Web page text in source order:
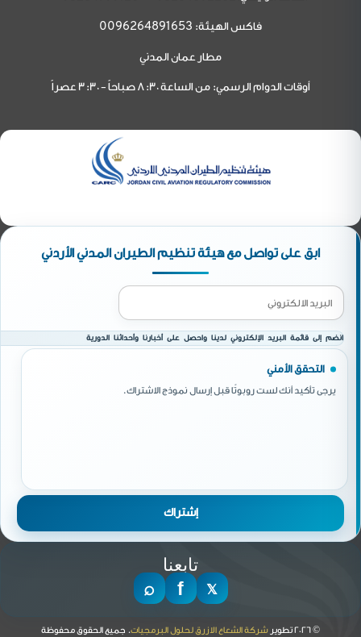
فاكس الهيئة: 0096264891653
مطار عمان المدني
أوقات الدوام الرسمي: من الساعة 8:30 صباحاً - 3:30 عصراً
© 2026 تطوير شركة الشعاع الازرق لحلول البرمجيات. جميع الحقوق محفوظة
ابق على تواصل مع هيئة تنظيم الطيران المدني الأردني
انضم إلى قائمة البريد الإلكتروني لدينا واحصل على أخبارنا وأحداثنا الدورية
التحقق الأمني
يرجى تأكيد أنك لست روبوتًا قبل إرسال نموذج الاشتراك.
تابعنا